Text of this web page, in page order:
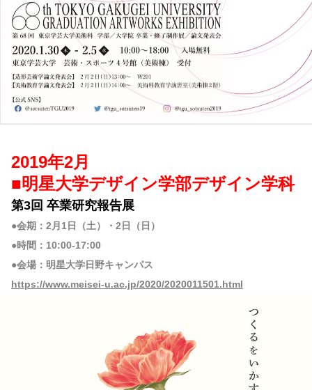
2019年2月
■明星大学デザイン学部デザイン学科
第3回 卒業研究報告展
●会期：2月1日（土）・2日（日）
●時間：10:00-17:00
●会場：明星大学日野キャンパス
https://www.meisei-u.ac.jp/2020/2020011501.html